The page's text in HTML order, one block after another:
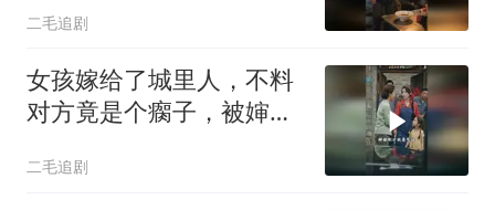
二毛追剧
女孩嫁给了城里人，不料
对方竟是个瘸子，被婶子
二毛追剧